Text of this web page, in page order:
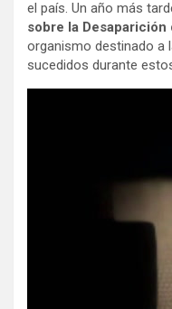
el país. Un año más
sobre la Desaparición
organismo destinado a
sucedidos durante